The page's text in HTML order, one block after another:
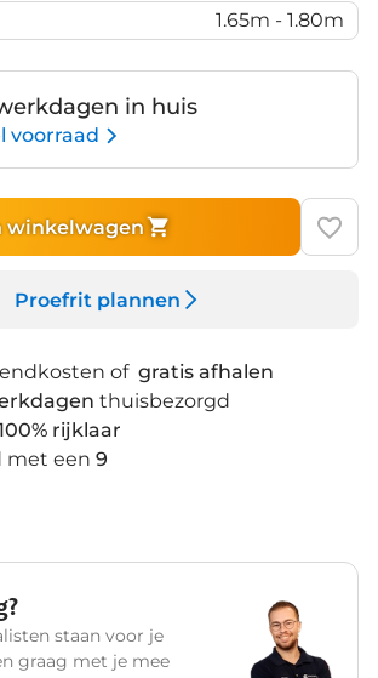
1.65m - 1.80m
in huis
voorraad
winkelwagen
Proefrit plannen
of gratis afhalen
thuisbezorgd
rijklaar
met een 9
staan voor je
graag met je mee